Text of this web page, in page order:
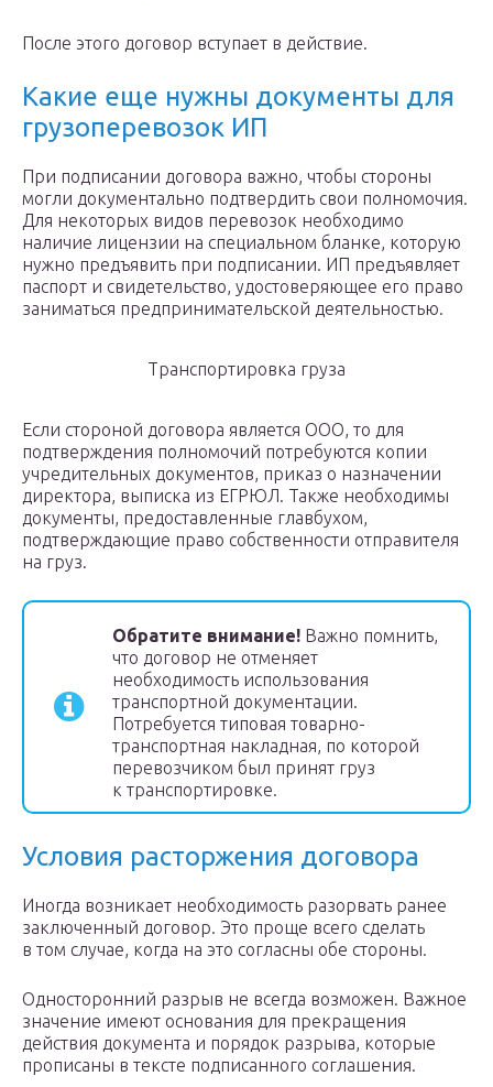
После этого договор вступает в действие.
Какие еще нужны документы для
грузоперевозок ИП
При подписании договора важно, чтобы стороны
могли документально подтвердить свои полномочия.
Для некоторых видов перевозок необходимо
наличие лицензии на специальном бланке, которую
нужно предъявить при подписании. ИП предъявляет
паспорт и свидетельство, удостоверяющее его право
заниматься предпринимательской деятельностью.
Транспортировка груза
Если стороной договора является ООО, то для
подтверждения полномочий потребуются копии
учредительных документов, приказ о назначении
директора, выписка из ЕГРЮЛ. Также необходимы
документы, предоставленные главбухом,
подтверждающие право собственности отправителя
на груз.
Обратите внимание! Важно помнить,
что договор не отменяет
необходимость использования
транспортной документации.
Потребуется типовая товарно-
транспортная накладная, по которой
перевозчиком был принят груз
к транспортировке.
Условия расторжения договора
Иногда возникает необходимость разорвать ранее
заключенный договор. Это проще всего сделать
в том случае, когда на это согласны обе стороны.
Односторонний разрыв не всегда возможен. Важное
значение имеют основания для прекращения
действия документа и порядок разрыва, которые
прописаны в тексте подписанного соглашения.